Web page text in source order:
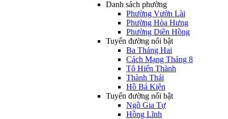
Danh sách phường
Phường Vườn Lài
Phường Hòa Hưng
Phường Diên Hồng
Tuyến đường nổi bật
Ba Tháng Hai
Cách Mạng Tháng 8
Tô Hiến Thành
Thành Thái
Hồ Bá Kiện
Tuyến đường nổi bật
Ngô Gia Tự
Hồng Lĩnh